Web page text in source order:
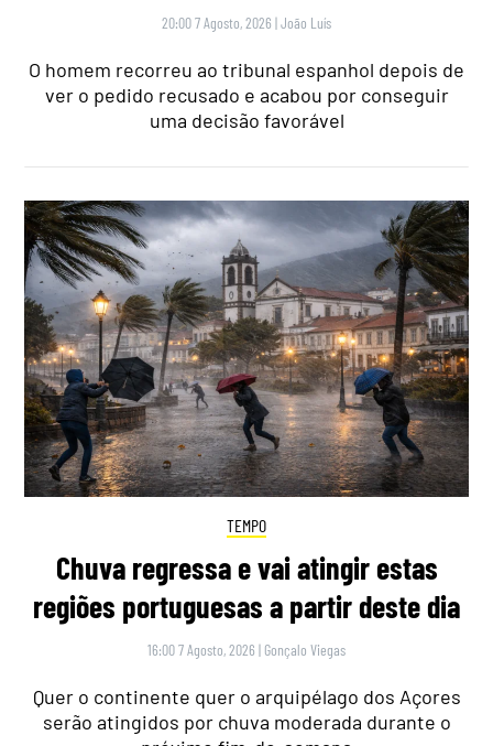
20:00 7 Agosto, 2026 |João Luís
O homem recorreu ao tribunal espanhol depois de
ver o pedido recusado e acabou por conseguir
uma decisão favorável
TEMPO
Chuva regressa e vai atingir estas
regiões portuguesas a partir deste dia
16:00 7 Agosto, 2026 | Gonçalo Viegas
Quer o continente quer o arquipélago dos Açores
serão atingidos por chuva moderada durante o